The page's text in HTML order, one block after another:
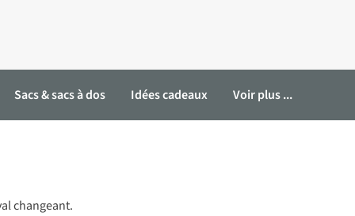
Sacs & sacs à dos Idées cadeaux Voir plus ...
changeant.